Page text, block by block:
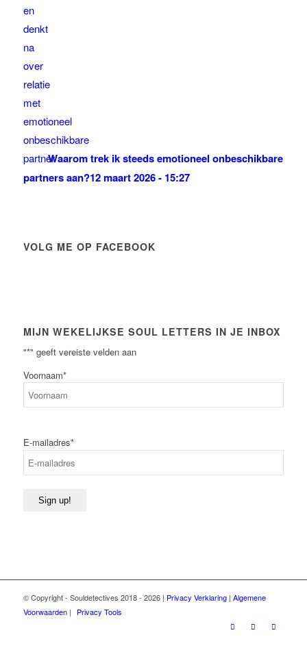
Waarom trek ik steeds emotioneel onbeschikbare
partners aan?12 maart 2026 - 15:27
VOLG ME OP FACEBOOK
MIJN WEKELIJKSE SOUL LETTERS IN JE INBOX
"*" geeft vereiste velden aan
Voornaam*
E-mailadres*
Sign up!
© Copyright - Souldetectives 2018 - 2026 | Privacy Verklaring| Algemene
Voorwaarden| Privacy Tools